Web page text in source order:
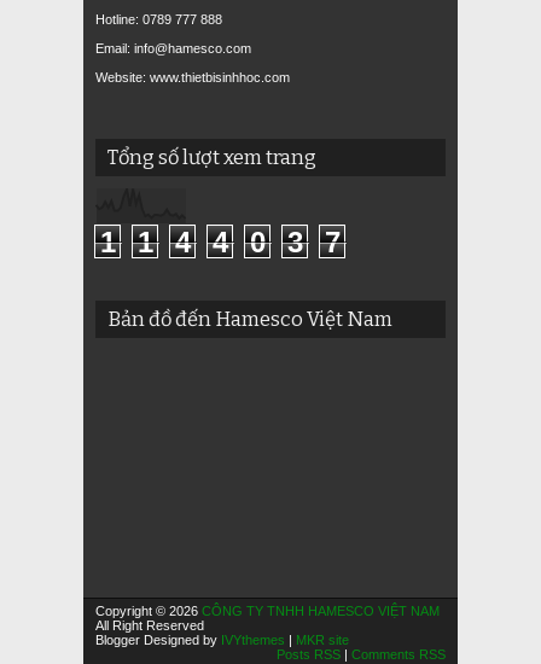
Hotline: 0789 777 888
Email: info@hamesco.com
Website: www.thietbisinhhoc.com
Tổng số lượt xem trang
1 1 4 4 0 3 7
Bản đồ đến Hamesco Việt Nam
Copyright © 2026 CÔNG TY TNHH HAMESCO VIỆT NAM
All Right Reserved
Blogger Designed by IVYthemes | MKR site
Posts RSS | Comments RSS